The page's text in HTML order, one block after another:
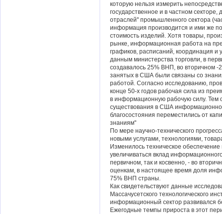
которую нельзя измерить
государственное и в частном
отраслей'' промышленного сектора
информация производится и ими же
стоимость изделий. Хотя товары,
рынке, информационная работа на
графиков, расписаний, координация
данным министерства торговли, в
создавалось 25% ВНП, во вторичном
занятых в США были связаны со
работой. Согласно исследованию,
конце 50-х годов рабочая сила из
в информационную рабочую силу. Тем
существования в США
благосостояния переместились от
знаниям''
По мере научно-технического
новыми услугами, технологиями,
Изменилось техническое
увеличиваться вклад
первичном, так и косвенно, - во
оценкам, в настоящее время доля
75% ВНП страны.
Как свидетельствуют данные
Массачусетского технологического
информационный сектор развивался
Ежегодные темпы прироста в этот